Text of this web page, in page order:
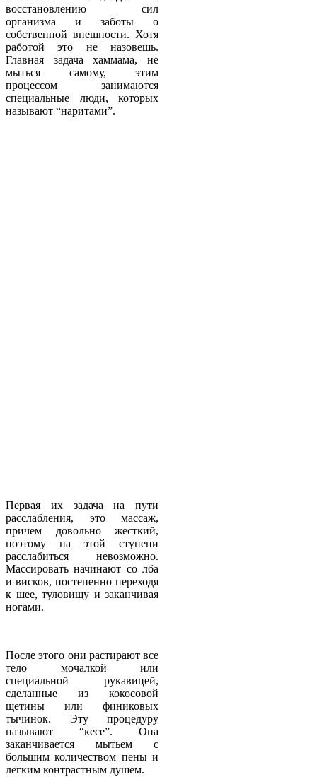
восстановлению сил
организма и заботы о
собственной внешности. Хотя
работой это не назовешь.
Главная задача хаммама, не
мыться самому, этим
процессом занимаются
специальные люди, которых
называют “наритами”.
Первая их задача на пути
расслабления, это массаж,
причем довольно жесткий,
поэтому на этой ступени
расслабиться невозможно.
Массировать начинают со лба
и висков, постепенно переходя
к шее, туловищу и заканчивая
ногами.
После этого они растирают все
тело мочалкой или
специальной рукавицей,
сделанные из кокосовой
щетины или финиковых
тычинок. Эту процедуру
называют “кесе”. Она
заканчивается мытьем с
большим количеством пены и
легким контрастным душем.